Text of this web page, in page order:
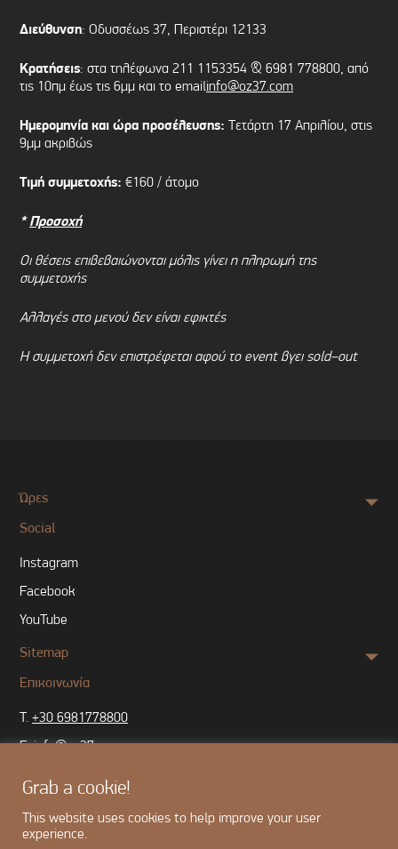
Διεύθυνση: Οδυσσέως 37, Περιστέρι 12133
Κρατήσεις: στα τηλέφωνα 211 1153354 & 6981 778800, από
τις 10πμ έως τις 6μμ και το emailinfo@oz37.com
Ημερομηνία και ώρα προσέλευσης: Τετάρτη 17 Απριλίου, στις
9μμ ακριβώς
Τιμή συμμετοχής: €160 / άτομο
*Προσοχή
Οι θέσεις επιβεβαιώνονται μόλις γίνει η πληρωμή της
συμμετοχής
Αλλαγές στο μενού δεν είναι εφικτές
Η συμμετοχή δεν επιστρέφεται αφού το eventβγει sold–out
Ώρες
Social
Instagram
Facebook
YouTube
Sitemap
Επικοινωνία
T. +30 6981778800
E.info@oz37.com
Grab a cookie!
This website uses cookies to help improve your user
experience.